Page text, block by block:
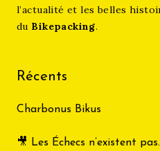
l’actualité et les belles
du Bikepacking.
Récents
Charbonus Bikus
🎥 Les Échecs n’existent pas.